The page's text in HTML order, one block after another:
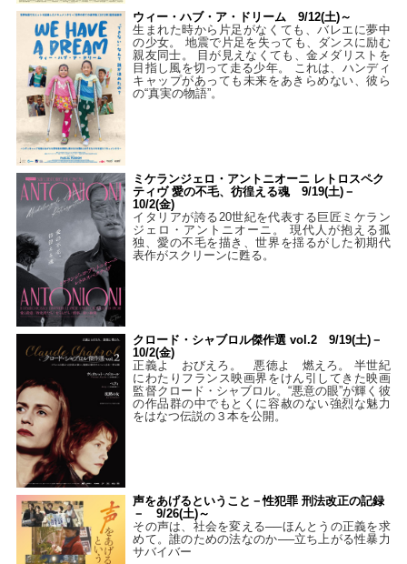
ウィー・ハブ・ア・ドリーム 9/12(土)～
生まれた時から片足がなくても、バレエに夢中
の少女。 地震で片足を失っても、ダンスに励む
親友同士。 目が見えなくても、金メダリストを
目指し風を切って走る少年。 これは、ハンディ
キャップがあっても未来をあきらめない、彼ら
の“真実の物語”。
ミケランジェロ・アントニオーニ レトロスペク
ティヴ 愛の不毛、彷徨える魂 9/19(土)－
10/2(金)
イタリアが誇る20世紀を代表する巨匠ミケラン
ジェロ・アントニオーニ。 現代人が抱える孤
独、愛の不毛を描き、世界を揺るがした初期代
表作がスクリーンに甦る。
クロード・シャブロル傑作選 vol.2 9/19(土)－
10/2(金)
正義よ おびえろ。 悪徳よ 燃えろ。 半世紀
にわたりフランス映画界をけん引してきた映画
監督クロード・シャブロル。“悪意の眼”が輝く彼
の作品群の中でもとくに容赦のない強烈な魅力
をはなつ伝説の３本を公開。
声をあげるということ－性犯罪 刑法改正の記録
－ 9/26(土)～
その声は、社会を変える──ほんとうの正義を求
めて。誰のための法なのか──立ち上がる性暴力
サバイバー